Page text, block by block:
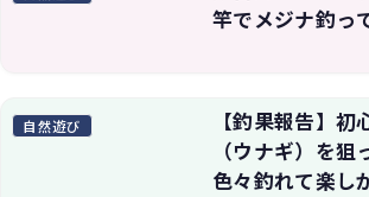
竿でメジナ釣っ
自然遊び
【釣果報告】
（ウナギ）を
色々釣れて楽し